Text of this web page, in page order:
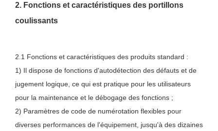
2. Fonctions et caractéristiques des portillons
coulissants
2.1 Fonctions et caractéristiques des produits standard :
1) Il dispose de fonctions d'autodétection des défauts et de
jugement logique, ce qui est pratique pour les utilisateurs
pour la maintenance et le débogage des fonctions ;
2) Paramètres de code de numérotation flexibles pour
diverses performances de l'équipement, jusqu'à des dizaines